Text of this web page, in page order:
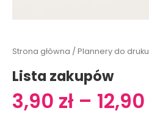
Strona główna / Plannery do druku
Lista zakupów
3,90 zł – 12,90